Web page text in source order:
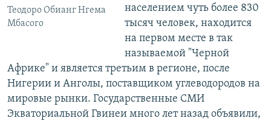
Теодоро Обианг Нгема
Мбасого
населением чуть более 830
тысяч человек, находится
на первом месте в так
называемой "Черной
Африке" и является третьим в регионе, после
Нигерии и Анголы, поставщиком углеводородов на
мировые рынки. Государственные СМИ
Экваториальной Гвинеи много лет назад объявили,